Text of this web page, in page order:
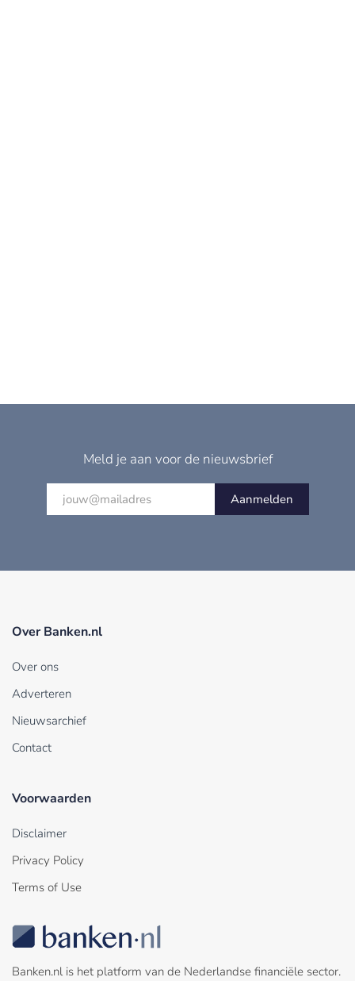
Meld je aan voor de nieuwsbrief
Aanmelden
Over Banken.nl
Over ons
Adverteren
Nieuwsarchief
Contact
Voorwaarden
Disclaimer
Privacy Policy
Terms of Use
Banken.nl is het platform van de Nederlandse financiële sector.